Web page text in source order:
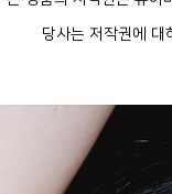
당사는 저작권에 대